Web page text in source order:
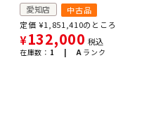
愛知店
中古品
定価 ¥1,851,410のところ
¥132,000 税込
在庫数： 1 | A ランク